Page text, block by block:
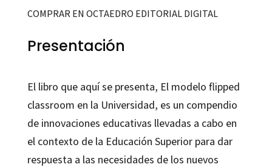
COMPRAR EN OCTAEDRO EDITORIAL DIGITAL
Presentación
El libro que aquí se presenta, El modelo flipped
classroom en la Universidad, es un compendio
de innovaciones educativas llevadas a cabo en
el contexto de la Educación Superior para dar
respuesta a las necesidades de los nuevos